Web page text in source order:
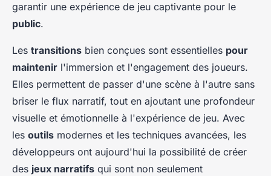
garantir une expérience de jeu captivante pour le
public.
Les transitions bien conçues sont essentielles pour
maintenir l'immersion et l'engagement des joueurs.
Elles permettent de passer d'une scène à l'autre sans
briser le flux narratif, tout en ajoutant une profondeur
visuelle et émotionnelle à l'expérience de jeu. Avec
les outils modernes et les techniques avancées, les
développeurs ont aujourd'hui la possibilité de créer
des jeux narratifs qui sont non seulement